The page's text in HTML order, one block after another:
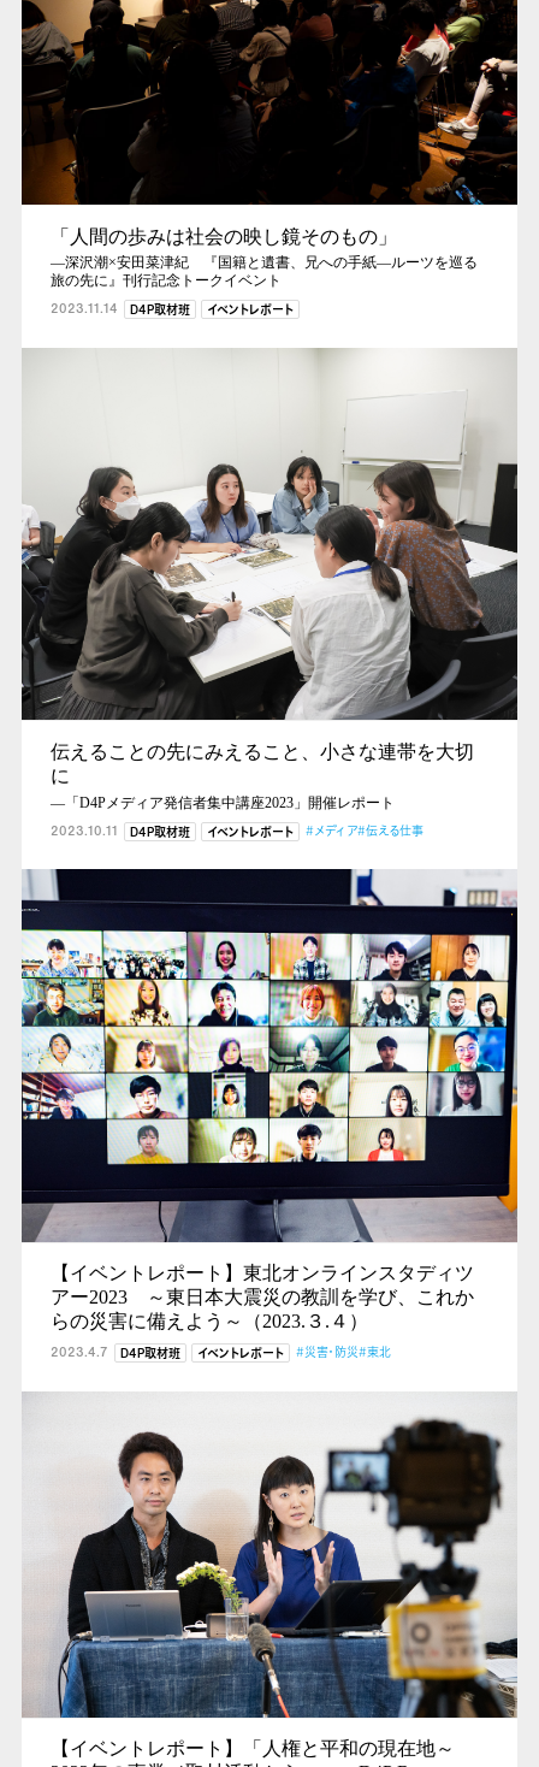
「人間の歩みは社会の映し鏡そのもの」
―深沢潮×安田菜津紀 『国籍と遺書、兄への手紙―ルーツを巡る
旅の先に』刊行記念トークイベント
2023.11.14 D4P取材班 イベントレポート
伝えることの先にみえること、小さな連帯を大切
に
―「D4Pメディア発信者集中講座2023」開催レポート
2023.10.11 D4P取材班 イベントレポート #メディア#伝える仕事
【イベントレポート】東北オンラインスタディツ
アー2023 ～東日本大震災の教訓を学び、これか
らの災害に備えよう～（2023.３.４）
2023.4.7 D4P取材班 イベントレポート #災害・防災#東北
【イベントレポート】「人権と平和の現在地～